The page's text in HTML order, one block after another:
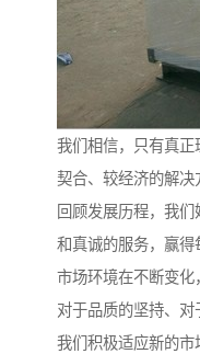
我们相信，只有真
契合、较经济的解决
回顾发展历程，我
和真诚的服务，赢得
市场环境在不断变化
对于品质的坚持、对
我们积极适应新的市